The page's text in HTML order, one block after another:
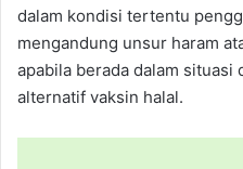
dalam kondisi tertentu
mengandung unsur haram
apabila berada dalam
alternatif vaksin halal.